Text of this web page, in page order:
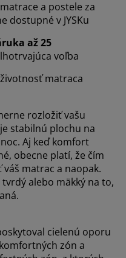
a postele za
dostupné v JYSKu
až 25
voľba
matraca
rozložiť vašu
stabilnú plochu na
Aj keď komfort
obecne platí, že čím
matrac a naopak.
alebo mäkký na to,
cielenú oporu
zón a
a mobilné
dobrú
stránky.
o vás s cieľom
marketing.
cookie budeme
na účely
Viac o účeloch si
súhlas môžete
cookie. Kliknutím
so všetkými tromi
zhromažďovaní a
našich zásadách